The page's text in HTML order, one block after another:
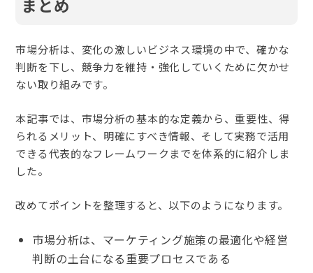
まとめ
市場分析は、変化の激しいビジネス環境の中で、確かな
判断を下し、競争力を維持・強化していくために欠かせ
ない取り組みです。
本記事では、市場分析の基本的な定義から、重要性、得
られるメリット、明確にすべき情報、そして実務で活用
できる代表的なフレームワークまでを体系的に紹介しま
した。
改めてポイントを整理すると、以下のようになります。
市場分析は、マーケティング施策の最適化や経営
判断の土台になる重要プロセスである